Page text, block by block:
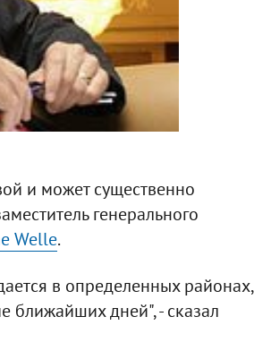
и может существенно
генерального
Welle.
в определенных районах,
ближайших дней", - сказал